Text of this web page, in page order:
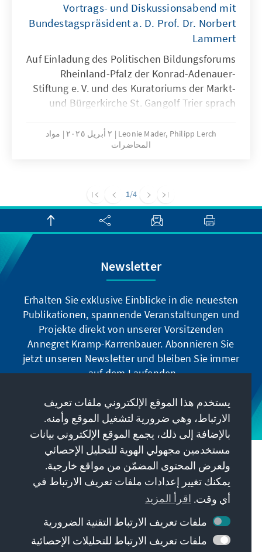
Vortrags- und Diskussionsabend mit
Bundestagspräsident a. D. Prof. Dr. Norbert
Lammert
Auf Einladung des Politischen Bildungsforums
Rheinland-Pfalz der Konrad-Adenauer-
Stiftung e. V. und des Kuratoriums der Markt-
und Bürgerkirche St. Gangolf Trier sprach
Bundestagspräsident und Vorsitzender der
Konrad-Adenauer-Stiftung e. V., zum Thema
Leonie Mader, Philipp Lerch ٢ أبريل ٢٠٢٥
مواد
المحاضرات
1/4
Newsletter
Erhalten Sie exklusive Einblicke in die neuesten
Publikationen, spannende Veranstaltungen und
Projekte direkt von unserer Vorsitzenden
Annegret Kramp-Karrenbauer. Abonnieren Sie
jetzt unseren Newsletter und bleiben Sie immer
auf dem Laufenden.
Jetzt abonnieren
مهمتنا
معلومات الاتصال
عروض أخرى من المؤسسة
يستخدم هذا الموقع الإلكتروني ملفات تعريف
الارتباط، وهي ضرورية لتشغيل الموقع وأمنه.
بالإضافة إلى ذلك، يجمع الموقع الإلكتروني بيانات
مستخدمين مجهولي الهوية للتحليل الإحصائي
ولعرض المحتوى المضمّن من مواقع خارجية.
يمكنك تغيير إعدادات ملفات تعريف الارتباط في
أي وقت. اقرأ المزيد
ملفات تعريف الارتباط التقنية الضرورية
ملفات تعريف الارتباط للتحليلات الإحصائية